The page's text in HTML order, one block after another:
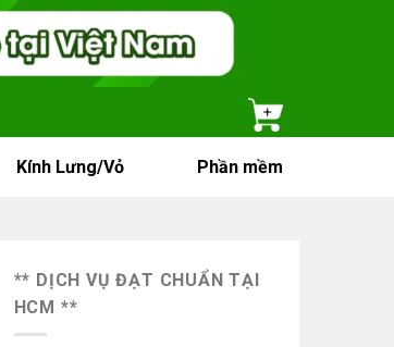
Kính Lưng/Vỏ Phần mềm
** DỊCH VỤ ĐẠT CHUẨN TẠI
HCM **